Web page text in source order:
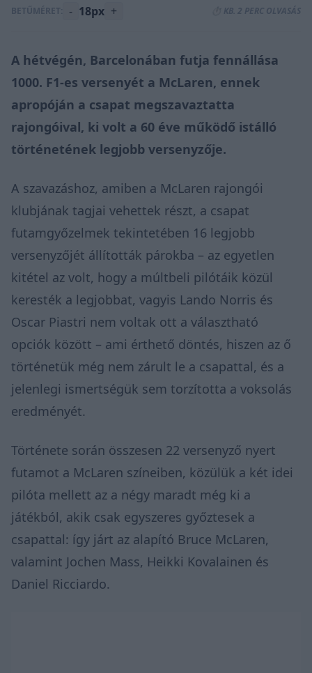
BETŰMÉRET: - 18px + ⏱️ KB. 2 PERC OLVASÁS
A hétvégén, Barcelonában futja fennállása
1000. F1-es versenyét a McLaren, ennek
apropóján a csapat megszavaztatta
rajongóival, ki volt a 60 éve működő istálló
történetének legjobb versenyzője.
A szavazáshoz, amiben a McLaren rajongói
klubjának tagjai vehettek részt, a csapat
futamgyőzelmek tekintetében 16 legjobb
versenyzőjét állították párokba – az egyetlen
kitétel az volt, hogy a múltbeli pilótáik közül
keresték a legjobbat, vagyis Lando Norris és
Oscar Piastri nem voltak ott a választható
opciók között – ami érthető döntés, hiszen az ő
történetük még nem zárult le a csapattal, és a
jelenlegi ismertségük sem torzította a voksolás
eredményét.
Története során összesen 22 versenyző nyert
futamot a McLaren színeiben, közülük a két idei
pilóta mellett az a négy maradt még ki a
játékból, akik csak egyszeres győztesek a
csapattal: így járt az alapító Bruce McLaren,
valamint Jochen Mass, Heikki Kovalainen és
Daniel Ricciardo.